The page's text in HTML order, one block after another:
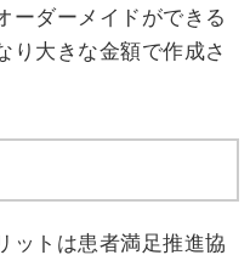
ーダーメイドができる
り大きな金額で作成さ
ットは患者満足推進協